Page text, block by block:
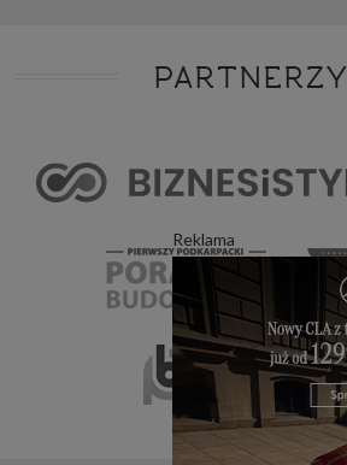
Reklama
PARTNERZY